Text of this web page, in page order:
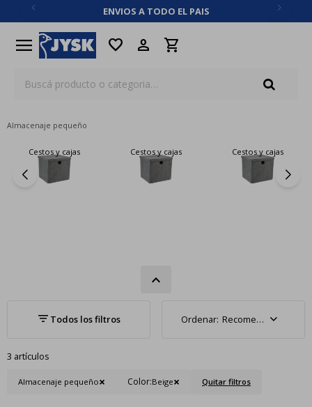
ENVIOS A TODO EL PAIS
menu favorite
Almacenaje pequeño
Cestos y cajas Cestos y cajas Cestos y cajas
Recomendados
3 artículos
Almacenaje pequeño Color:Beige Quitar filtros
close